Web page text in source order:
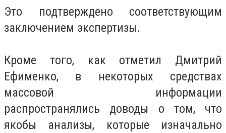
Это подтверждено соответствующим
заключением экспертизы.
Кроме того, как отметил Дмитрий
Ефименко, в некоторых средствах
массовой информации
распространялись доводы о том, что
якобы анализы, которые изначально